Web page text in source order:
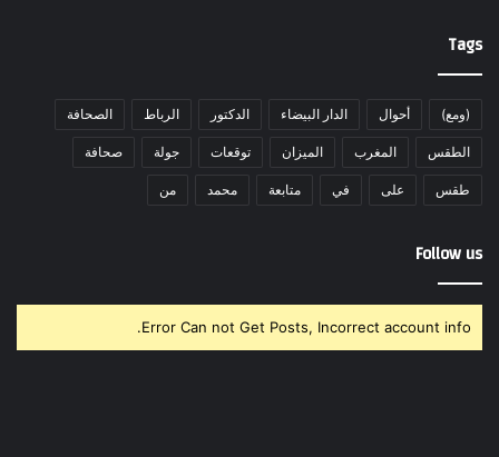
Tags
(ومع) أحوال الدار البيضاء الدكتور الرباط الصحافة
الطقس المغرب الميزان توقعات جولة صحافة
طقس على في متابعة محمد من
Follow us
Error Can not Get Posts, Incorrect account info.